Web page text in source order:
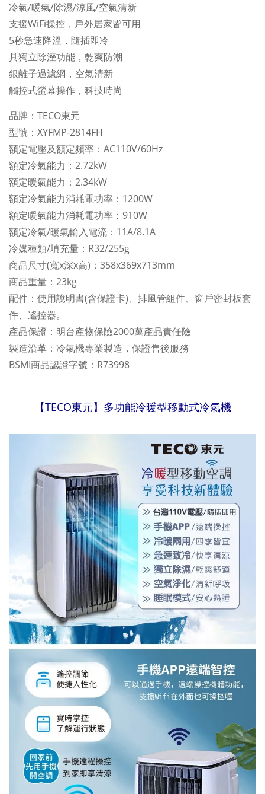
冷氣/暖氣/除濕/涼風/空氣清新
支援WiFi操控，戶外居家皆可用
5秒急速降溫，隨插即冷
具獨立除溼功能，乾爽防潮
銀離子過濾網，空氣清新
觸控式螢幕操作，科技時尚
品牌：TECO東元
型號：XYFMP-2814FH
額定電壓及額定頻率：AC110V/60Hz
額定冷氣能力：2.72kW
額定暖氣能力：2.34kW
額定冷氣能力消耗電功率：1200W
額定暖氣能力消耗電功率：910W
額定冷氣/暖氣輸入電流：11A/8.1A
冷媒種類/填充量：R32/255g
商品尺寸(寬x深x高)：358x369x713mm
商品重量：23kg
配件：使用說明書(含保證卡)、排風管組件、窗戶密封板套
件、遙控器。
產品保證：明台產物保險2000萬產品責任險
製造沿革：冷氣機專業製造，保證售後服務
BSMI商品認證字號：R73998
【TECO東元】多功能冷暖型移動式冷氣機